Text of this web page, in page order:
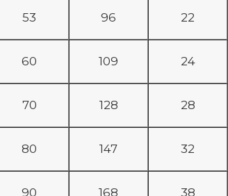
53 96 22
60 109 24
70 128 28
80 147 32
90 168 38